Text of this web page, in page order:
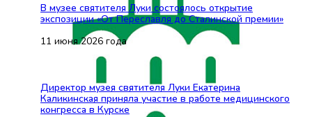
В музее святителя Луки состоялось открытие
экспозиции «От Переславля до Сталинской премии»
11 июня 2026 года
Директор музея святителя Луки Екатерина
Каликинская приняла участие в работе медицинского
конгресса в Курске